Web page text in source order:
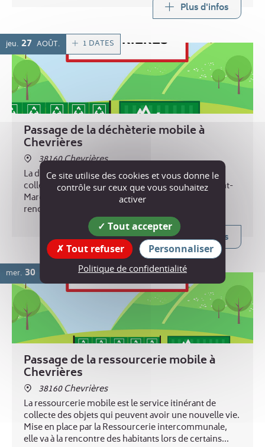
Plus d'infos
1 DATES
jeu. 27 AOÛT
Passage de la déchèterie mobile à
Chevrières
38160 Chevrières
La déchèterie mobile est le service itinérant de
collecte de certains déchets. Mise en place par Saint-
Marcellin Vercors Isère Communauté, elle va à la
rencontre des habitants des communes les plus
éloignées des trois déchèteries intercommunales.
Plus d'infos
mer. 30
Passage de la ressourcerie mobile à
Chevrières
38160 Chevrières
La ressourcerie mobile est le service itinérant de
collecte des objets qui peuvent avoir une nouvelle vie.
Mise en place par la Ressourcerie intercommunale,
elle va à la rencontre des habitants lors de certains
Ce site utilise des cookies et vous donne le
contrôle sur ceux que vous souhaitez
activer
Tout accepter
Tout refuser
Personnaliser
Politique de confidentialité